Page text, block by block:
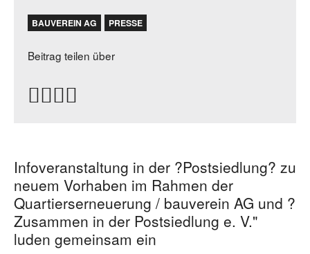
BAUVEREIN AG PRESSE
Beitrag teilen über
Infoveranstaltung in der ?Postsiedlung? zu
neuem Vorhaben im Rahmen der
Quartierserneuerung / bauverein AG und ?
Zusammen in der Postsiedlung e. V."
luden gemeinsam ein